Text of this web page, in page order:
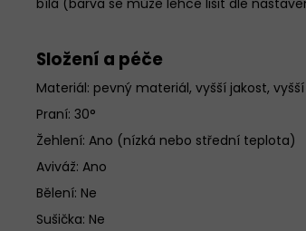
bílá (barva se může lehce lišit dle
Složení a péče
Materiál: pevný materiál, vyšší jakost,
Praní: 30°
Žehlení: Ano (nízká nebo střední teplota)
Aviváž: Ano
Bělení: Ne
Sušička: Ne